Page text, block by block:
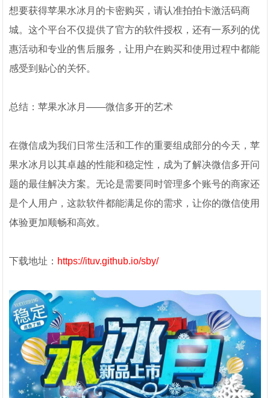
想要获得苹果水冰月的卡密购买，请认准拍拍卡激活码商
城。这个平台不仅提供了官方的软件授权，还有一系列的优
惠活动和专业的售后服务，让用户在购买和使用过程中都能
感受到贴心的关怀。
总结：苹果水冰月——微信多开的艺术
在微信成为我们日常生活和工作的重要组成部分的今天，苹
果水冰月以其卓越的性能和稳定性，成为了解决微信多开问
题的最佳解决方案。无论是需要同时管理多个账号的商家还
是个人用户，这款软件都能满足你的需求，让你的微信使用
体验更加顺畅和高效。
下载地址： https://ituv.github.io/sby/